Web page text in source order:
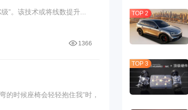
”。该技术或将线数提升...
1366
的时候座椅会轻轻抱住我”时，